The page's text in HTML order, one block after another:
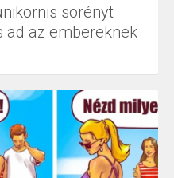
sörényt
ad az embereknek